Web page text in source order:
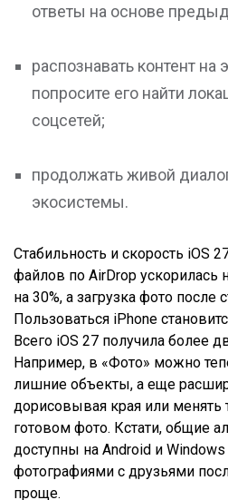
ответы на основе
распознавать контент
попросите его найти
соцсетей;
продолжать живой
экосистемы.
Стабильность и скорость iOS
файлов по AirDrop ускорилась
на 30%, а загрузка фото после
Пользоваться iPhone
Всего iOS 27 получила более
Например, в «Фото» можно
лишние объекты, а еще
дорисовывая края или менять
готовом фото. Кстати, общие
доступны на Android и
фотографиями с друзьями
проще.